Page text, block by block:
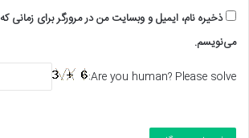
ذخیره نام، ایمیل و وبسایت من در مرورگر برای زمانی
می‌نویسم.
Are you human? Please solve: